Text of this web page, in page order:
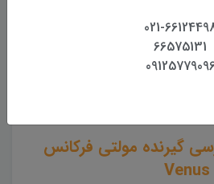
اس نقشه برداری
گیرنده مولتی فرکانس
021-
66575131
09125779096